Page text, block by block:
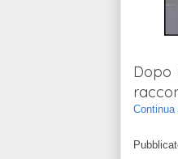
Dopo
Continua